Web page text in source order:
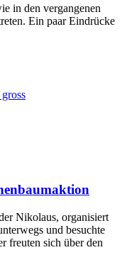
in den vergangenen
Ein paar Eindrücke
Nikolaus, organisiert
und besuchte
freuten sich über den